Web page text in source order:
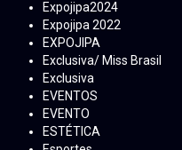
Expojipa2024
Expojipa 2022
EXPOJIPA
Exclusiva/ Miss Brasil
Exclusiva
EVENTOS
EVENTO
ESTÉTICA